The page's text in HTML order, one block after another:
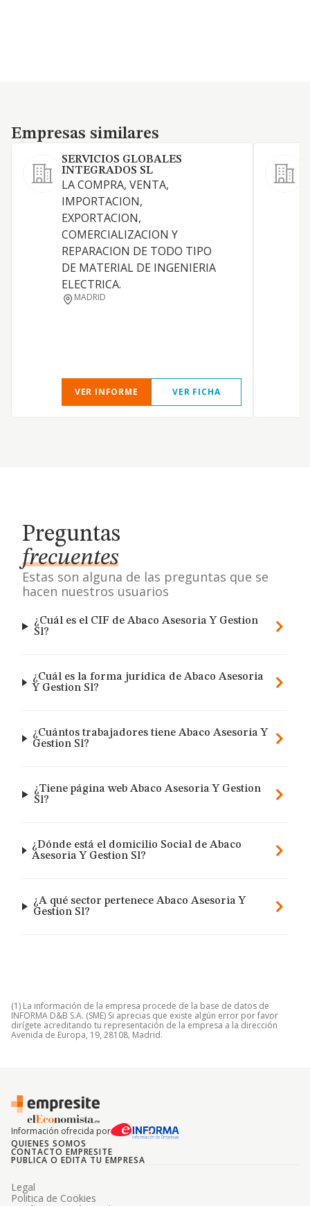
Empresas similares
Empresas similares
SERVICIOS GLOBALES
INTEGRADOS SL
LA COMPRA, VENTA,
IMPORTACION,
EXPORTACION,
COMERCIALIZACION Y
REPARACION DE TODO TIPO
DE MATERIAL DE INGENIERIA
ELECTRICA.
MADRID
VER INFORME VER FICHA
Preguntas
frecuentes
Estas son alguna de las preguntas que se
hacen nuestros usuarios
¿Cuál es el CIF de Abaco Asesoria Y Gestion
Sl?
¿Cuál es la forma jurídica de Abaco Asesoria
Y Gestion Sl?
¿Cuántos trabajadores tiene Abaco Asesoria Y
Gestion Sl?
¿Tiene página web Abaco Asesoria Y Gestion
Sl?
¿Dónde está el domicilio Social de Abaco
Asesoria Y Gestion Sl?
¿A qué sector pertenece Abaco Asesoria Y
Gestion Sl?
(1) La información de la empresa procede de la base de datos de
INFORMA D&B S.A. (SME) Si aprecias que existe algún error por favor
dirígete acreditando tu representación de la empresa a la dirección
Avenida de Europa, 19, 28108, Madrid.
Información ofrecida por
QUIENES SOMOS
CONTACTO EMPRESITE
PUBLICA O EDITA TU EMPRESA
Legal
Politica de Cookies